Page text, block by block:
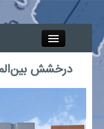
جذب
درخشش